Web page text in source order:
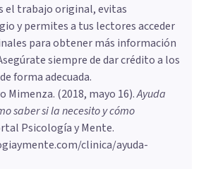
el trabajo original, evitas
y permites a tus lectores acceder
para obtener más información
siempre de dar crédito a los
forma adecuada.
Mimenza. (2018, mayo 16).Ayuda
saber si la necesito y cómo
Psicología y Mente.
clinica/ayuda-